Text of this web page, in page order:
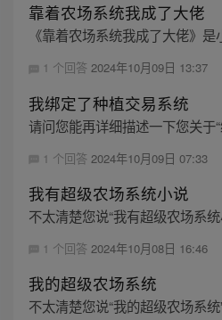
靠着农场系统我成了大佬
《靠着农场系统我成了大佬》
1 个回答2024年10月09日 13:37
我绑定了种植交易系统
请问您能再详细描述一下您关于
1 个回答 2024年10月09日 07:33
我有超级农场系统小说
不太清楚您说“我有超级农场系
1 个回答 2024年10月08日 16:46
我的超级农场系统
不太清楚您说“我的超级农场系